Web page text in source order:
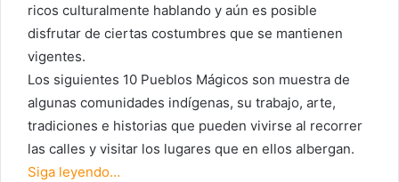
ricos culturalmente hablando y aún es posible
disfrutar de ciertas costumbres que se mantienen
vigentes.
Los siguientes 10 Pueblos Mágicos son muestra de
algunas comunidades indígenas, su trabajo, arte,
tradiciones e historias que pueden vivirse al recorrer
las calles y visitar los lugares que en ellos albergan.
Siga leyendo…